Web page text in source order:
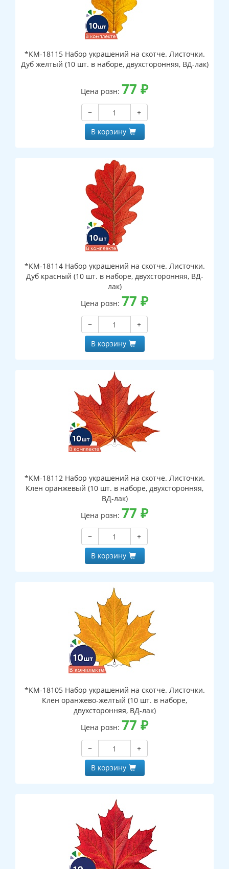
*КМ-18115 Набор украшений на скотче. Листочки.
Дуб желтый (10 шт. в наборе, двухсторонняя, ВД-лак)
Цена розн: 77 ₽
−
+
В корзину
*КМ-18114 Набор украшений на скотче. Листочки.
Дуб красный (10 шт. в наборе, двухсторонняя, ВД-
лак)
Цена розн: 77 ₽
−
+
В корзину
*КМ-18112 Набор украшений на скотче. Листочки.
Клен оранжевый (10 шт. в наборе, двухсторонняя,
ВД-лак)
Цена розн: 77 ₽
−
+
В корзину
*КМ-18105 Набор украшений на скотче. Листочки.
Клен оранжево-желтый (10 шт. в наборе,
двухсторонняя, ВД-лак)
Цена розн: 77 ₽
−
+
В корзину